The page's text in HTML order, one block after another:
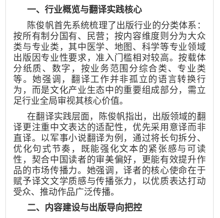
一、行业概览与翻译实践核心
陈俊帆首先系统梳理了出版行业的分类体系：
按所有制分国有、民营；按内容维度则分为大众
类与专业类，其中医学、地图、科学等专业领域
出版因专业性要求，准入门槛相对较高。按载体
分纸质、数字，按业务范围分综合类、专业类
等。她强调，翻译工作并非孤立的语言转换行
为，而是文化产业生态中的重要组成部分，需立
足行业全局审视其核心价值。
在翻译实践层面，陈俊帆指出，出版领域的翻
译更注重中文表达的适配性，优先采用意译而非
直译。以军事小说翻译为例，通过将长句拆分、
优化句式节奏，既能强化文本的紧张感与可读
性，契合中国读者的审美偏好，更能有效提升作
品的市场传播力。她强调，译者的核心使命在于
赋予译文文学质感与传播张力，以优质表达打动
受众、推动作品广泛传播。
二、内容建设与出版导向把控